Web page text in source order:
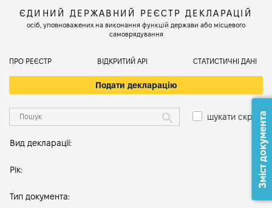
ЄДИНИЙ ДЕРЖАВНИЙ РЕЄСТР ДЕКЛАРАЦІЙ
осіб, уповноважених на виконання функцій держави або місцевого
самоврядування
ПРО РЕЄСТР ВІДКРИТИЙ АРІ СТАТИСТИЧНІ ДАНІ
Подати декларацію
шукати скрізь
Вид декларації:
Рік:
Тип документа:
Зміст документа